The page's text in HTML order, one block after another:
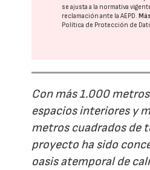
se ajusta a la normativa
reclamación ante laAEPD.
Política de Protección de
Con más 1.000
espacios interiores y
metros cuadrados de
proyecto ha sido
oasis atemporal de